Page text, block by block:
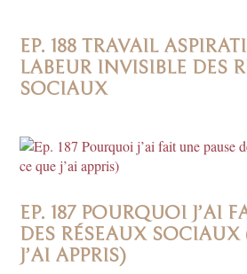
EP. 188 TRAVAIL
LABEUR INVISIBLE DES
SOCIAUX
EP. 187 POURQUOI J’AI
DES RÉSEAUX SOCIAUX
J’AI APPRIS)